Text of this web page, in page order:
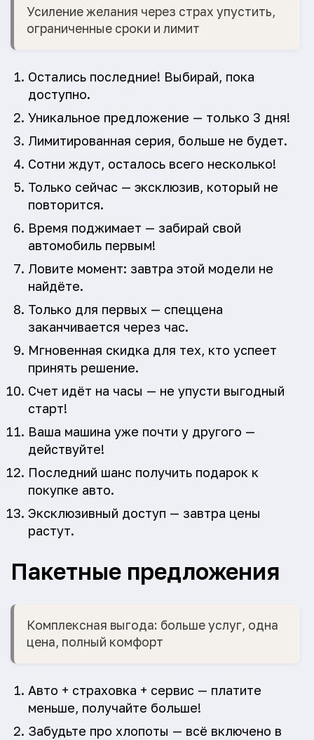
Усиление желания через страх упустить,
ограниченные сроки и лимит
Остались последние! Выбирай, пока
доступно.
Уникальное предложение — только 3 дня!
Лимитированная серия, больше не будет.
Сотни ждут, осталось всего несколько!
Только сейчас — эксклюзив, который не
повторится.
Время поджимает — забирай свой
автомобиль первым!
Ловите момент: завтра этой модели не
найдёте.
Только для первых — спеццена
заканчивается через час.
Мгновенная скидка для тех, кто успеет
принять решение.
Счет идёт на часы — не упусти выгодный
старт!
Ваша машина уже почти у другого —
действуйте!
Последний шанс получить подарок к
покупке авто.
Эксклюзивный доступ — завтра цены
растут.
Пакетные предложения
Комплексная выгода: больше услуг, одна
цена, полный комфорт
Авто + страховка + сервис — платите
меньше, получайте больше!
Забудьте про хлопоты — всё включено в